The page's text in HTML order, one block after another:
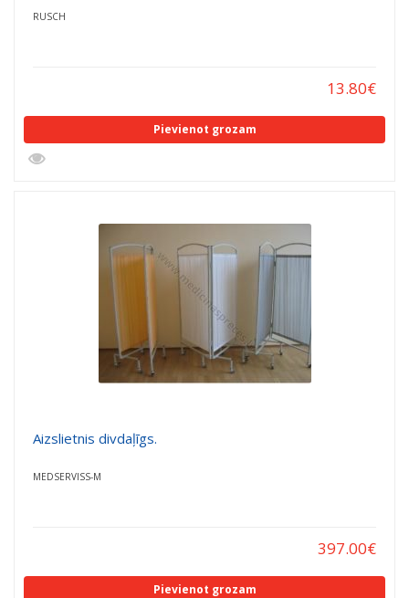
RUSCH
13.80€
Pievienot grozam
Aizslietnis divdaļīgs.
MEDSERVISS-M
397.00€
Pievienot grozam